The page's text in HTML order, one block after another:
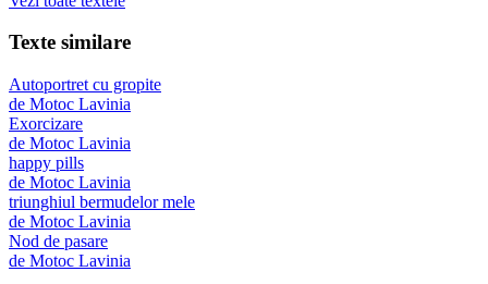
Texte similare
Autoportret cu gropite
de Motoc Lavinia
Exorcizare
de Motoc Lavinia
happy pills
de Motoc Lavinia
triunghiul bermudelor mele
de Motoc Lavinia
Nod de pasare
de Motoc Lavinia